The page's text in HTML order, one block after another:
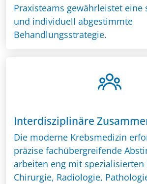
Praxisteams gewährleistet
und individuell abgestimmte
Behandlungsstrategie.
Interdisziplinäre
Die moderne Krebsmedizin
präzise fachübergreifende
arbeiten eng mit spezialisierten
Chirurgie, Radiologie,